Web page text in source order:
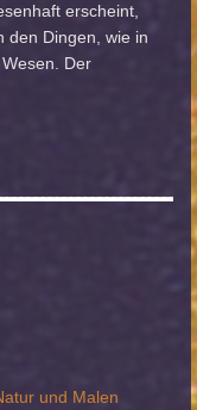
erscheint,
den Dingen, wie in
Der
und Malen